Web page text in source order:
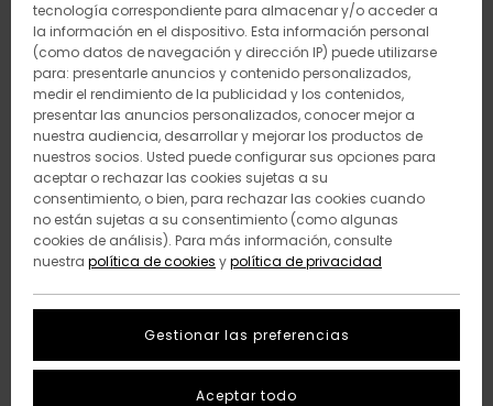
tecnología correspondiente para almacenar y/o acceder a
la información en el dispositivo. Esta información personal
(como datos de navegación y dirección IP) puede utilizarse
para: presentarle anuncios y contenido personalizados,
medir el rendimiento de la publicidad y los contenidos,
presentar las anuncios personalizados, conocer mejor a
nuestra audiencia, desarrollar y mejorar los productos de
nuestros socios. Usted puede configurar sus opciones para
aceptar o rechazar las cookies sujetas a su
consentimiento, o bien, para rechazar las cookies cuando
no están sujetas a su consentimiento (como algunas
cookies de análisis). Para más información, consulte
nuestra política de cookies ypolítica de privacidad
Gestionar las preferencias
Aceptar todo